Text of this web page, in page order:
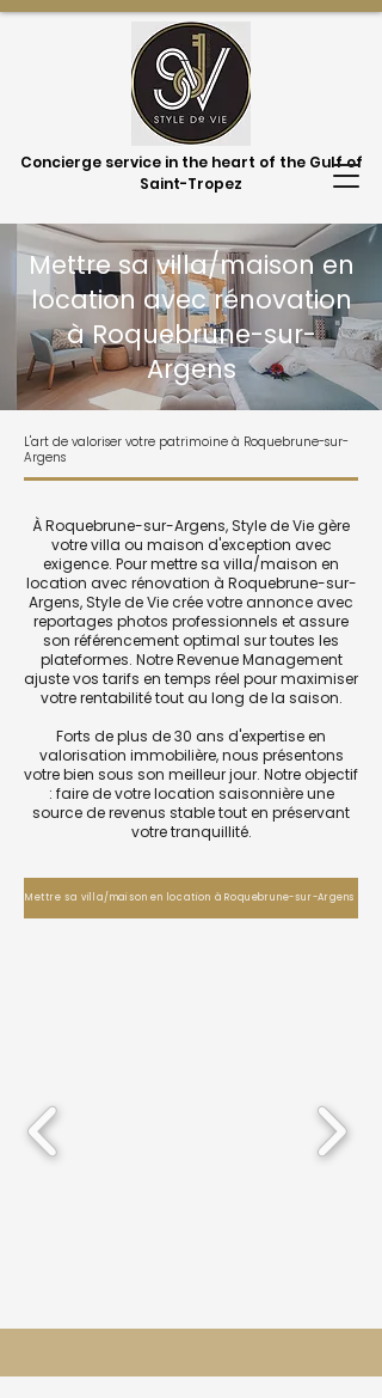
Concierge service in the heart of the Gulf of
Saint-Tropez
Mettre sa villa/maison en
location avec rénovation
à Roquebrune-sur-
Argens
L'art de valoriser votre patrimoine à Roquebrune-sur-
Argens
À Roquebrune-sur-Argens, Style de Vie gère
votre villa ou maison d'exception avec
exigence. Pour mettre sa villa/maison en
location avec rénovation à Roquebrune-sur-
Argens, Style de Vie crée votre annonce avec
reportages photos professionnels et assure
son référencement optimal sur toutes les
plateformes. Notre Revenue Management
ajuste vos tarifs en temps réel pour maximiser
votre rentabilité tout au long de la saison.
Forts de plus de 30 ans d'expertise en
valorisation immobilière, nous présentons
votre bien sous son meilleur jour. Notre objectif
: faire de votre location saisonnière une
source de revenus stable tout en préservant
votre tranquillité.
Mettre sa villa/maison en location à Roquebrune-sur-Argens